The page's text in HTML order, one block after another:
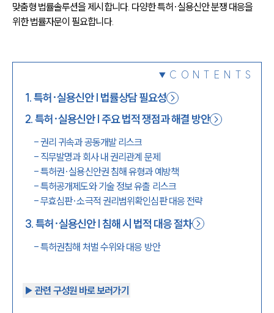
맞춤형 법률솔루션을 제시합니다. 다양한 특허·실용신안 분쟁 대응을
위한 법률자문이 필요합니다.
CONTENTS
1.특허·실용신안 | 법률상담 필요성
2.특허·실용신안 | 주요 법적 쟁점과 해결 방안
-권리 귀속과 공동개발 리스크
- 직무발명과 회사 내 권리관계 문제
-특허권·실용신안권 침해 유형과 예방책
-특허공개제도와 기술 정보 유출 리스크
-무효심판·소극적 권리범위확인심판 대응 전략
3.특허·실용신안 | 침해 시 법적 대응 절차
-특허권침해 처벌 수위와 대응 방안
▶︎ 관련 구성원 바로 보러가기